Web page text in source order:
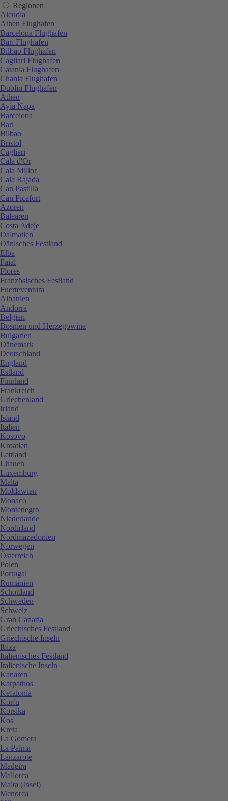
Regionen
Alcudia
Athen Flughafen
Barcelona Flughafen
Bari Flughafen
Bilbao Flughafen
Cagliari Flughafen
Catania Flughafen
Chania Flughafen
Dublin Flughafen
Athen
Ayia Napa
Barcelona
Bari
Bilbao
Bristol
Cagliari
Cala d'Or
Cala Millor
Cala Rajada
Can Pastilla
Can Picafort
Azoren
Balearen
Costa Adeje
Dalmatien
Dänisches Festland
Elba
Faial
Flores
Französisches Festland
Fuerteventura
Albanien
Andorra
Belgien
Bosnien und Herzegowina
Bulgarien
Dänemark
Deutschland
England
Estland
Finnland
Frankreich
Griechenland
Irland
Island
Italien
Kosovo
Kroatien
Lettland
Litauen
Luxemburg
Malta
Moldawien
Monaco
Montenegro
Niederlande
Nordirland
Nordmazedonien
Norwegen
Österreich
Polen
Portugal
Rumänien
Schottland
Schweden
Schweiz
Gran Canaria
Griechisches Festland
Griechische Inseln
Ibiza
Italienisches Festland
Italienische Inseln
Kanaren
Karpathos
Kefalonia
Korfu
Korsika
Kos
Kreta
La Gomera
La Palma
Lanzarote
Madeira
Mallorca
Malta (Insel)
Menorca